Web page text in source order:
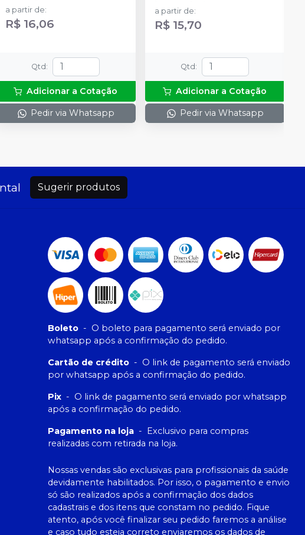
a partir de:
R$ 16,06
Qtd :
Adicionar a Cotação
Pedir via Whatsapp
a partir de:
R$ 15,70
Qtd :
Adicionar a Cotação
Pedir via Whatsapp
Sugerir produtos
Boleto - O boleto para pagamento será enviado por
whatsapp após a confirmação do pedido.
Cartão de crédito - O link de pagamento será enviado
por whatsapp após a confirmação do pedido.
Pix - O link de pagamento será enviado por whatsapp
após a confirmação do pedido.
Pagamento na loja - Exclusivo para compras
realizadas com retirada na loja.
Nossas vendas são exclusivas para profissionais da saúde
devidamente habilitados. Por isso, o pagamento e envio
só são realizados após a confirmação dos dados
cadastrais e dos itens que constam no pedido. Fique
atento, após você finalizar seu pedido faremos a análise
e caso tudo esteja correto enviaremos os dados de